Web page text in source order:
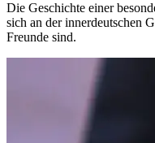
Die Geschichte einer
sich an der innerdeutschen
Freunde sind.